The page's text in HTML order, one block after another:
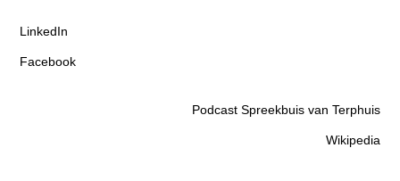
LinkedIn
Facebook
Podcast Spreekbuis van Terphuis
Wikipedia